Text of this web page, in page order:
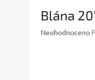
Blána
Průměrné
Neohodnoceno